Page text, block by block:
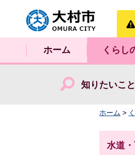
大村市
ホーム くらし
知りたいこ
ホーム >
水道